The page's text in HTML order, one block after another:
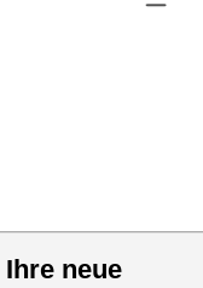
neue